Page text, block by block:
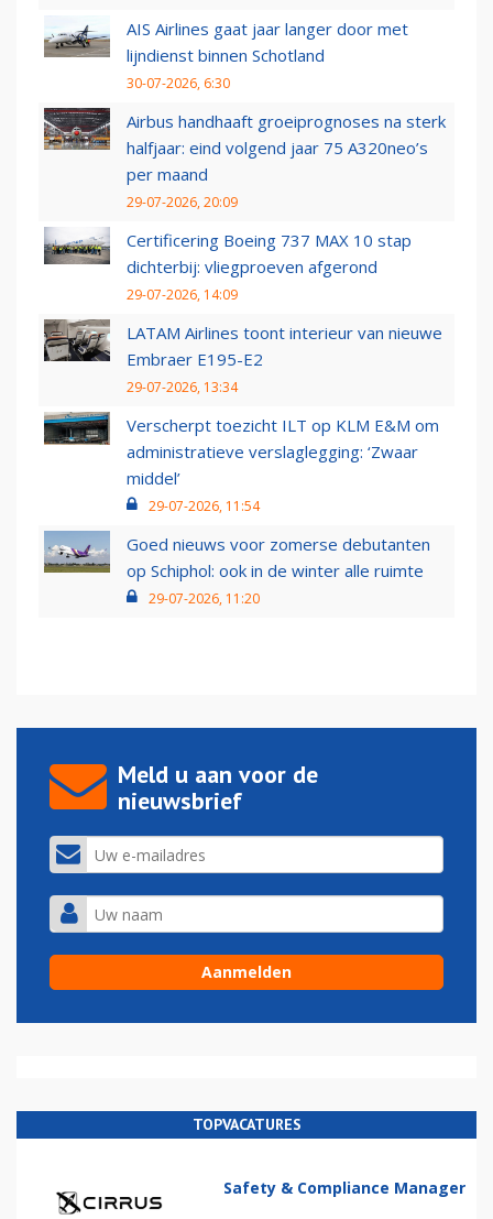
AIS Airlines gaat jaar langer door met
lijndienst binnen Schotland
30-07-2026, 6:30
Airbus handhaaft groeiprognoses na sterk
halfjaar: eind volgend jaar 75 A320neo’s
per maand
29-07-2026, 20:09
Certificering Boeing 737 MAX 10 stap
dichterbij: vliegproeven afgerond
29-07-2026, 14:09
LATAM Airlines toont interieur van nieuwe
Embraer E195-E2
29-07-2026, 13:34
Verscherpt toezicht ILT op KLM E&M om
administratieve verslaglegging: ‘Zwaar
middel’
29-07-2026, 11:54
Goed nieuws voor zomerse debutanten
op Schiphol: ook in de winter alle ruimte
29-07-2026, 11:20
Meld u aan voor de
nieuwsbrief
TOPVACATURES
Safety & Compliance Manager